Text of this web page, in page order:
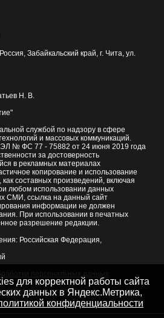
, Россия, Забайкальский край, г. Чита ул.
Н. В.
службой по надзору в сфере
и массовых коммуникаций.
№ ФС 77 - 75882 от 24 июня 2019 года
за достоверность
в рекламных материалах
копирование и использование
составных произведений, включая
любом использовании данных
СМИ, ссылка на данный сайт
информации не должен
При использовании в печатных
разрешение редакции.
Российская Федерация,
и Забайкальского края
для корректной работы сайта
данных в Яндекс.Метрика,
конфиденциальности